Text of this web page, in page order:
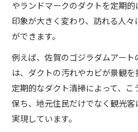
やランドマークのダクトを定期
印象が大きく変わり、訪れる人
ができます。
例えば、佐賀のゴジラダムアー
は、ダクトの汚れやカビが景観を
定期的なダクト清掃によって、こ
保ち、地元住民だけでなく観光
実現しています。